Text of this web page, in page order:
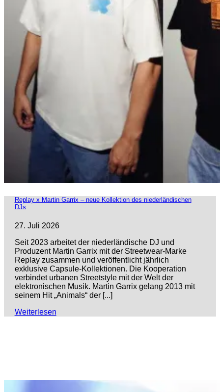
Replay x Martin Garrix – neue Kollektion des niederländischen
DJs
27. Juli 2026
Seit 2023 arbeitet der niederländische DJ und
Produzent Martin Garrix mit der Streetwear-Marke
Replay zusammen und veröffentlicht jährlich
exklusive Capsule-Kollektionen. Die Kooperation
verbindet urbanen Streetstyle mit der Welt der
elektronischen Musik. Martin Garrix gelang 2013 mit
seinem Hit „Animals“ der [...]
Weiterlesen